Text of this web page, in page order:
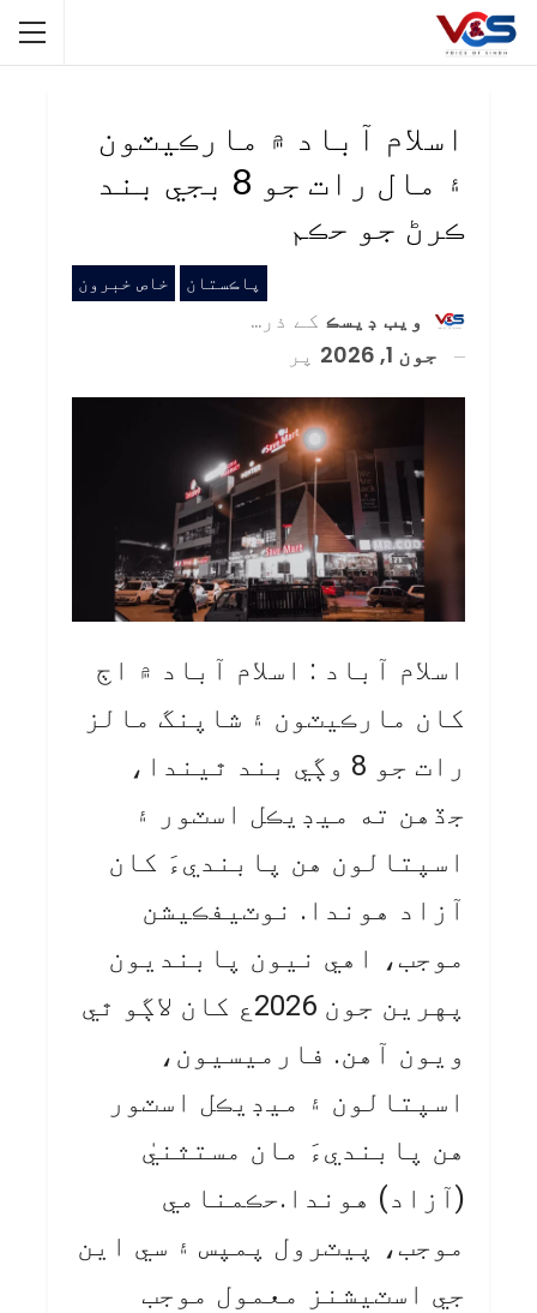
اسلام آباد ۾ مارڪيٽون
۽ مال رات جو 8 بجي بند
ڪرڻ جو حڪم
پاڪستان خاص خبرون
ويب ڊيسڪ کے ذریعہ
جون 1, 2026
پر
اسلام آباد : اسلام آباد ۾ اڄ
کان مارڪيٽون ۽ شاپنگ مالز
رات جو 8 وڳي بند ٿيندا،
جڏهن ته ميڊيڪل اسٽور ۽
اسپتالون هن پابنديءَ کان
آزاد هوندا. نوٽيفڪيشن
موجب، اهي نيون پابنديون
پهرين جون 2026ع کان لاڳو ٿي
ويون آهن. فارميسيون،
اسپتالون ۽ ميڊيڪل اسٽور
هن پابنديءَ مان مستثنيٰ
(آزاد) هوندا.حڪمنامي
موجب، پيٽرول پمپس ۽ سي اين
جي اسٽيشنز معمول موجب